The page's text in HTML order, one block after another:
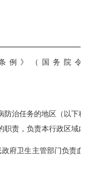
治条例》
任务的地区（以下称
职责，负责本行政区域
卫生主管部门负责血